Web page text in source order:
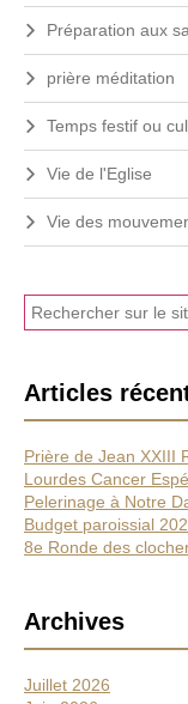
Préparation aux
prière méditation
Temps festif ou
Vie de l'Eglise
Vie des
J
e
c
h
r
c
h
e
Articles
Prière de Jean XXIII
Lourdes Cancer
Pelerinage à Notre
Budget paroissial
8e Ronde des
Archives
Juillet 2026